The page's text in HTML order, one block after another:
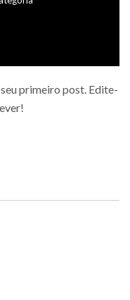
primeiro post. Edite-